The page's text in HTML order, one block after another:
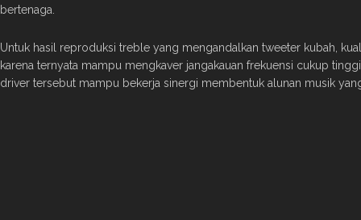
bertenaga.
Untuk hasil reproduksi treble yang mengandalkan tweeter kubah,
karena ternyata mampu mengkaver jangakauan frekuensi cukup
driver tersebut mampu bekerja sinergi membentuk alunan musik